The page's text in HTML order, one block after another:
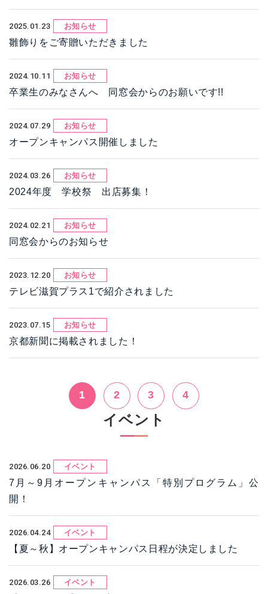
2025.01.23 お知らせ
雛飾りをご寄贈いただきました
2024.10.11 お知らせ
卒業生のみなさんへ 同窓会からのお願いです!!
2024.07.29 お知らせ
オープンキャンパス開催しました
2024.03.26 お知らせ
2024年度 学校祭 出店募集！
2024.02.21 お知らせ
同窓会からのお知らせ
2023.12.20 お知らせ
テレビ滋賀プラス1で紹介されました
2023.07.15 お知らせ
京都新聞に掲載されました！
1 2 3 4
イベント
2026.06.20 イベント
7月～9月オープンキャンパス「特別プログラム」公
開！
2026.04.24 イベント
【夏～秋】オープンキャンパス日程が決定しました
2026.03.26 イベント